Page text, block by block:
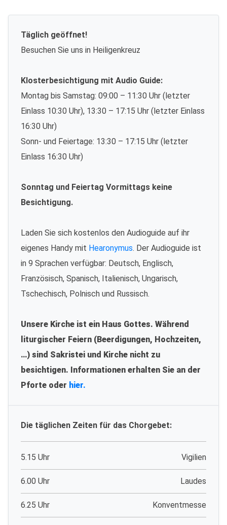
Täglich geöffnet!
Besuchen Sie uns in Heiligenkreuz
Klosterbesichtigung mit Audio Guide:
Montag bis Samstag: 09:00 – 11:30 Uhr (letzter
Einlass 10:30 Uhr), 13:30 – 17:15 Uhr (letzter Einlass
16:30 Uhr)
Sonn- und Feiertage: 13:30 – 17:15 Uhr (letzter
Einlass 16:30 Uhr)
Sonntag und Feiertag Vormittags keine
Besichtigung.
Laden Sie sich kostenlos den Audioguide auf ihr
eigenes Handy mit Hearonymus. Der Audioguide ist
in 9 Sprachen verfügbar: Deutsch, Englisch,
Französisch, Spanisch, Italienisch, Ungarisch,
Tschechisch, Polnisch und Russisch.
Unsere Kirche ist ein Haus Gottes. Während
liturgischer Feiern (Beerdigungen, Hochzeiten,
…) sind Sakristei und Kirche nicht zu
besichtigen. Informationen erhalten Sie an der
Pforte oder hier.
Die täglichen Zeiten für das Chorgebet:
5.15 Uhr Vigilien
6.00 Uhr Laudes
6.25 Uhr Konventmesse